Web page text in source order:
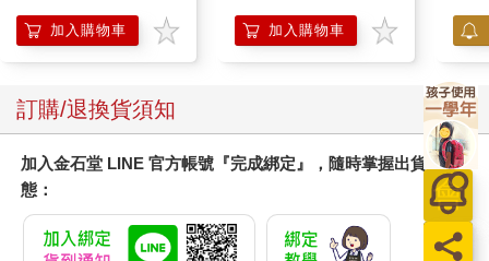
一九三三年，英國實驗心理學家約翰・富魯格（John Carl
Flugel）懊悔地表示：「顱相學是心理學界最大的失誤。」
位」，也就是不同的腦區具有不同的特定功能。此外，他也是科
學史上第一批提出類似構想，試圖繪製大腦地圖的人之一。雖然
高爾的理論基礎並非實質的科學數據，而是偽科學，他卻誤打誤
撞，正確地將「睿智」這項特質放在額葉皮質附近，判定「友誼
和情感」位於後腦勺。
一八二八年，高爾辭世。四十年後，科比尼安・布洛德曼
（Korbinian Brodmann）於德國出生，成為神經學家，開始根據
加入購物車 加入購物車
訂購/退換貨須知
加入金石堂 LINE 官方帳號『完成綁定』，隨時掌握出貨動
態：